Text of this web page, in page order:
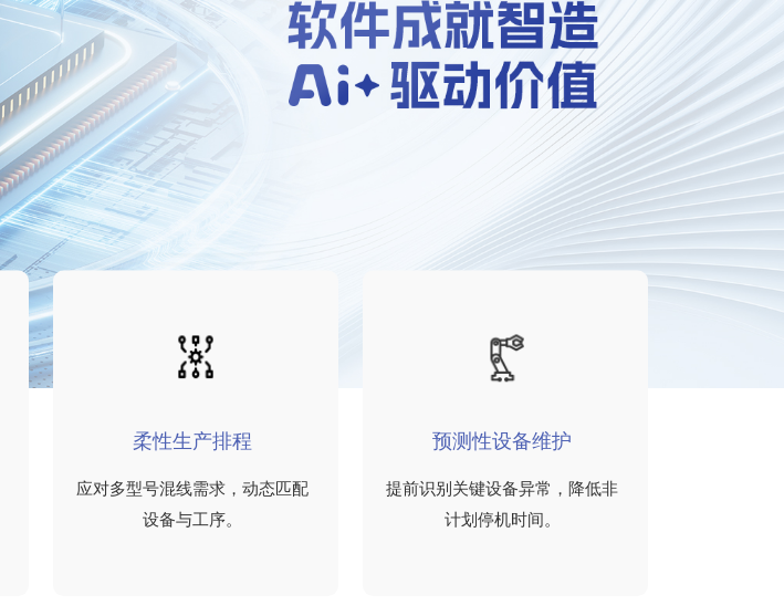
柔性生产排程
应对多型号混线需求，动态匹配
设备与工序。
预测性设备维护
提前识别关键设备异常，降低非
计划停机时间。